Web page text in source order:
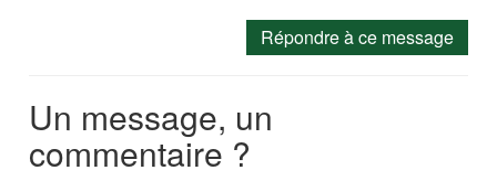
Répondre à ce message
Un message, un
commentaire ?